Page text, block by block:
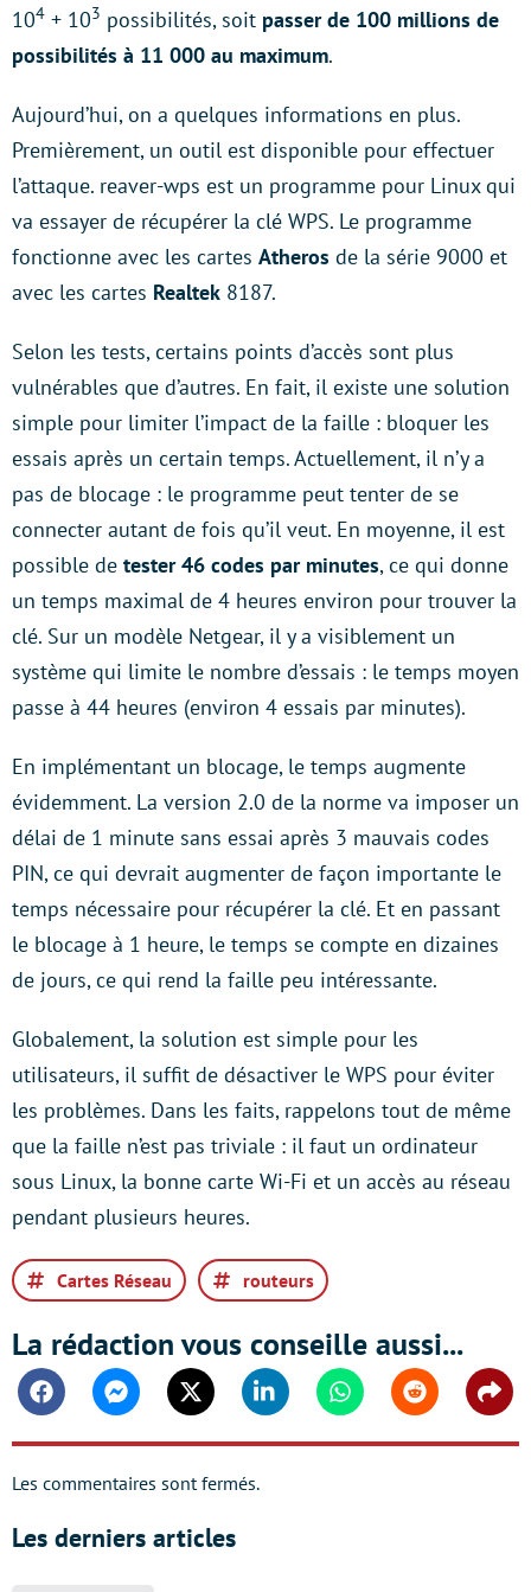
104 + 103 possibilités, soit passer de 100 millions de
possibilités à 11 000 au maximum.
Aujourd’hui, on a quelques informations en plus.
Premièrement, un outil est disponible pour effectuer
l’attaque. reaver-wps est un programme pour Linux qui
va essayer de récupérer la clé WPS. Le programme
fonctionne avec les cartes Atheros de la série 9000 et
avec les cartes Realtek 8187.
Selon les tests, certains points d’accès sont plus
vulnérables que d’autres. En fait, il existe une solution
simple pour limiter l’impact de la faille : bloquer les
essais après un certain temps. Actuellement, il n’y a
pas de blocage : le programme peut tenter de se
connecter autant de fois qu’il veut. En moyenne, il est
possible de tester 46 codes par minutes, ce qui donne
un temps maximal de 4 heures environ pour trouver la
clé. Sur un modèle Netgear, il y a visiblement un
système qui limite le nombre d’essais : le temps moyen
passe à 44 heures (environ 4 essais par minutes).
En implémentant un blocage, le temps augmente
évidemment. La version 2.0 de la norme va imposer un
délai de 1 minute sans essai après 3 mauvais codes
PIN, ce qui devrait augmenter de façon importante le
temps nécessaire pour récupérer la clé. Et en passant
le blocage à 1 heure, le temps se compte en dizaines
de jours, ce qui rend la faille peu intéressante.
Globalement, la solution est simple pour les
utilisateurs, il suffit de désactiver le WPS pour éviter
les problèmes. Dans les faits, rappelons tout de même
que la faille n’est pas triviale : il faut un ordinateur
sous Linux, la bonne carte Wi-Fi et un accès au réseau
pendant plusieurs heures.
Cartes Réseau routeurs
La rédaction vous conseille aussi...
FacebookMessengerTwitter Linkedin WhatsappReddit
Les commentaires sont fermés.
Les derniers articles